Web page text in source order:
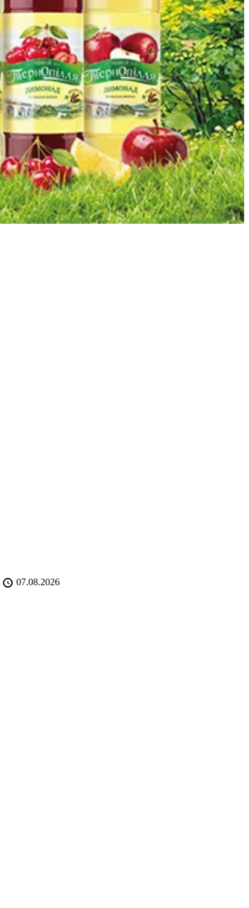
07.08.2026